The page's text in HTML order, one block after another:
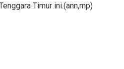
Timur ini.(ann,mp)